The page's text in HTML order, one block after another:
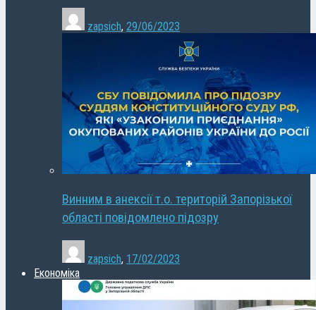
zapsich, 29/06/2023
Винним в анексії т.о. територій Запорізької
області повідомлено підозру
zapsich, 17/02/2023
Економіка